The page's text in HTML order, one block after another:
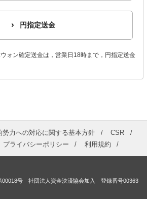
円指定送金
ォン確定送金は，営業日18時まで，円指定送金
勢力への対応に関する基本方針
CSR
プライバシーポリシー 利用規約
号 社団法人資金決済協会加入 登録番号00363